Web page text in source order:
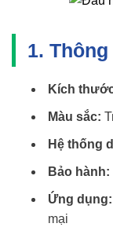
1.
Kích
Màu sắc:
Hệ thống
Bảo hành:
Ứng dụng:
mại